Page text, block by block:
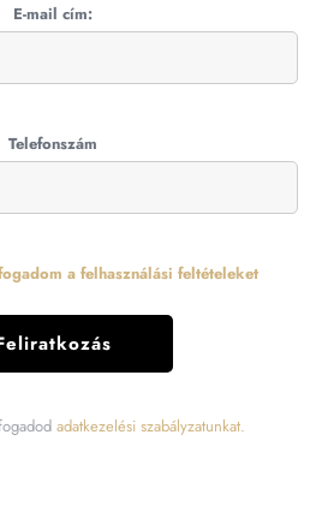
E-mail cím:
Telefonszám
a felhasználási feltételeket
adatkezelési szabályzatunkat.